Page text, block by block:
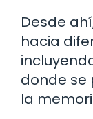
Desde
hacia
donde se
la